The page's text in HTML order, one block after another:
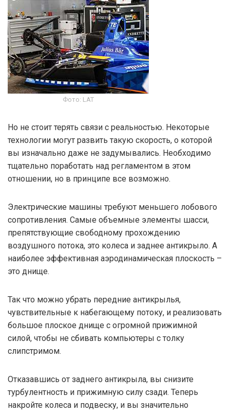
Фото: LAT
Но не стоит терять связи с реальностью. Некоторые
технологии могут развить такую скорость, о которой
вы изначально даже не задумывались. Необходимо
тщательно поработать над регламентом в этом
отношении, но в принципе все возможно.
Электрические машины требуют меньшего лобового
сопротивления. Самые объемные элементы шасси,
препятствующие свободному прохождению
воздушного потока, это колеса и заднее антикрыло. А
наиболее эффективная аэродинамическая плоскость –
это днище.
Так что можно убрать передние антикрылья,
чувствительные к набегающему потоку, и реализовать
большое плоское днище с огромной прижимной
силой, чтобы не сбивать компьютеры с толку
слипстримом.
Отказавшись от заднего антикрыла, вы снизите
турбулентность и прижимную силу сзади. Теперь
накройте колеса и подвеску, и вы значительно